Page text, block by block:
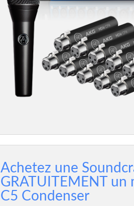
Achetez une
GRATUITEMENT un
C5 Condenser